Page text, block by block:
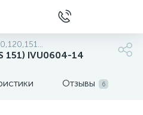
151) IVU0604-14
Отзывы 6